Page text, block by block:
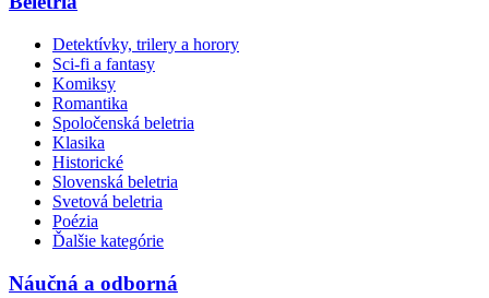
Detektívky, trilery a horory
Sci-fi a fantasy
Komiksy
Romantika
Spoločenská beletria
Klasika
Historické
Slovenská beletria
Svetová beletria
Poézia
Ďalšie kategórie
Náučná a odborná